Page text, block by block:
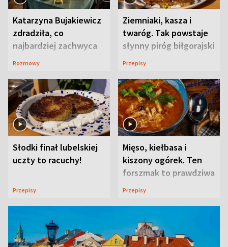
Katarzyna Bujakiewicz
zdradziła, co
najbardziej zachwyca
ją w Lublinie
Rozmowy
Ziemniaki, kasza i
twaróg. Tak powstaje
słynny piróg biłgorajski
Przepisy
Słodki finał lubelskiej
uczty to racuchy!
Przepisy
Mięso, kiełbasa i
kiszony ogórek. Ten
forszmak to prawdziwa
uczta
Przepisy